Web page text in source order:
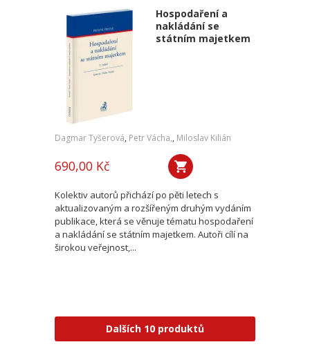
Hospodaření a
nakládání se
státním majetkem
Dagmar Tyšerová, Petr Vácha,, Miloslav Kilián
690,00 Kč
Kolektiv autorů přichází po pěti letech s
aktualizovaným a rozšířeným druhým vydáním
publikace, která se věnuje tématu hospodaření
a nakládání se státním majetkem. Autoři cílí na
širokou veřejnost,...
Dalších 10 produktů